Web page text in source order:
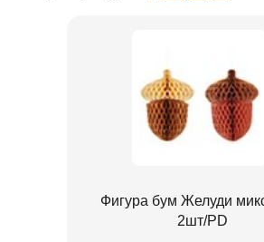
Фигура бум Желуди
2шт/PD